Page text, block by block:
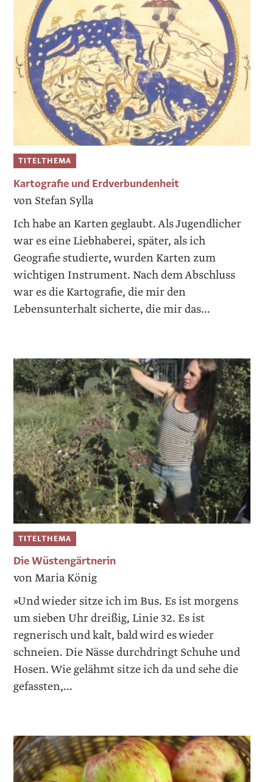
TITELTHEMA
Kartografie und Erdverbundenheit
von Stefan Sylla
Ich habe an Karten geglaubt. Als Jugendlicher
war es eine Liebhaberei, später, als ich
Geografie studierte, wurden Karten zum
wichtigen Instrument. Nach dem Abschluss
war es die Kartografie, die mir den
Lebensunterhalt sicherte, die mir das...
TITELTHEMA
Die Wüstengärtnerin
von Maria König
»Und wieder sitze ich im Bus. Es ist morgens
um sieben Uhr dreißig, Linie 32. Es ist
regnerisch und kalt, bald wird es wieder
schneien. Die Nässe durchdringt Schuhe und
Hosen. Wie gelähmt sitze ich da und sehe die
gefassten,...